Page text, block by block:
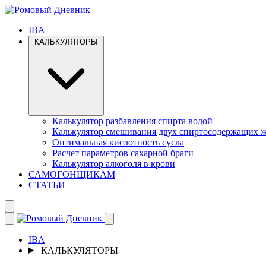
IBA
Калькулятор разбавления спирта водой
Калькулятор смешивания двух спиртосодержащих
Оптимальная кислотность сусла
Расчет параметров сахарной браги
Калькулятор алкоголя в крови
САМОГОНЩИКАМ
СТАТЬИ
IBA
КАЛЬКУЛЯТОРЫ